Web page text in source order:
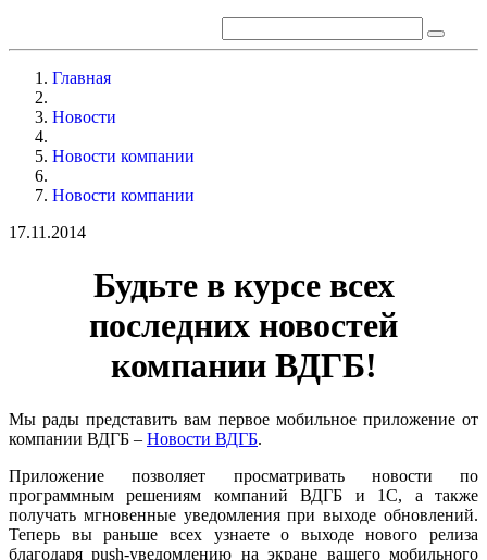
Главная
Новости
Новости компании
Новости компании
17.11.2014
Будьте в курсе всех
последних новостей
компании ВДГБ!
Мы рады представить вам первое мобильное приложение от
компании ВДГБ – Новости ВДГБ.
Приложение позволяет просматривать новости по
программным решениям компаний ВДГБ и 1С, а также
получать мгновенные уведомления при выходе обновлений.
Теперь вы раньше всех узнаете о выходе нового релиза
благодаря push-уведомлению на экране вашего мобильного